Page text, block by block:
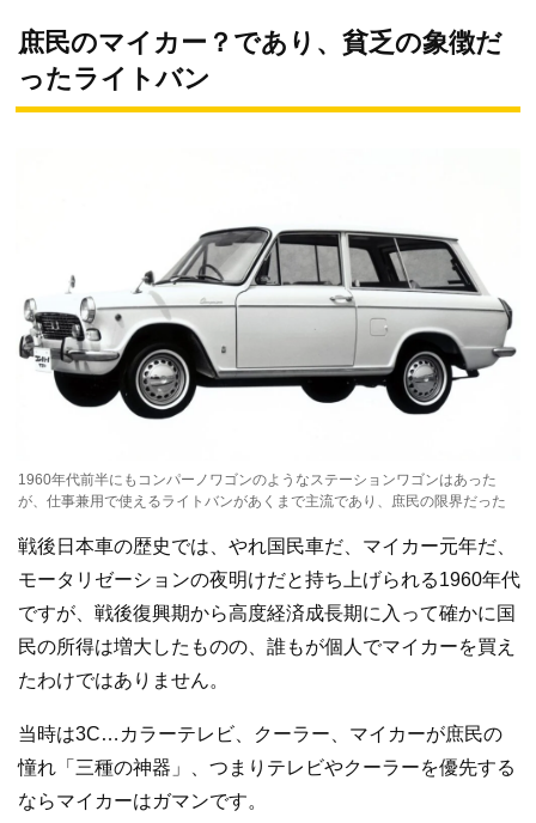
庶民のマイカー？であり、貧乏の象徴だ
ったライトバン
1960年代前半にもコンパーノワゴンのようなステーションワゴンはあった
が、仕事兼用で使えるライトバンがあくまで主流であり、庶民の限界だった
戦後日本車の歴史では、やれ国民車だ、マイカー元年だ、
モータリゼーションの夜明けだと持ち上げられる1960年代
ですが、戦後復興期から高度経済成長期に入って確かに国
民の所得は増大したものの、誰もが個人でマイカーを買え
たわけではありません。
当時は3C…カラーテレビ、クーラー、マイカーが庶民の
憧れ「三種の神器」、つまりテレビやクーラーを優先する
ならマイカーはガマンです。